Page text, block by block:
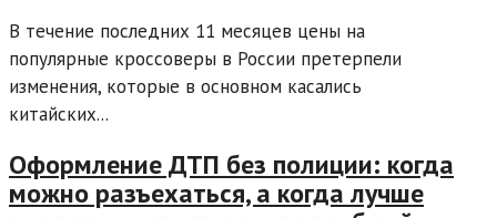
В течение последних 11 месяцев цены на
популярные кроссоверы в России претерпели
изменения, которые в основном касались
китайских...
Оформление ДТП без полиции: когда
можно разъехаться, а когда лучше